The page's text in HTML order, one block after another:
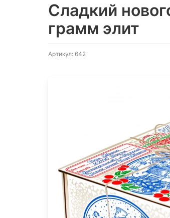
Сладкий
грамм элит
Артикул: 642